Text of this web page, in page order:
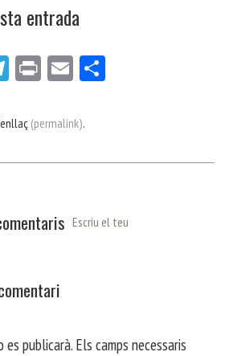
entrada
Te
gr
m
Pri E
ail
ei
(permalink).
Escriu el teu
es publicarà. Els camps necessaris